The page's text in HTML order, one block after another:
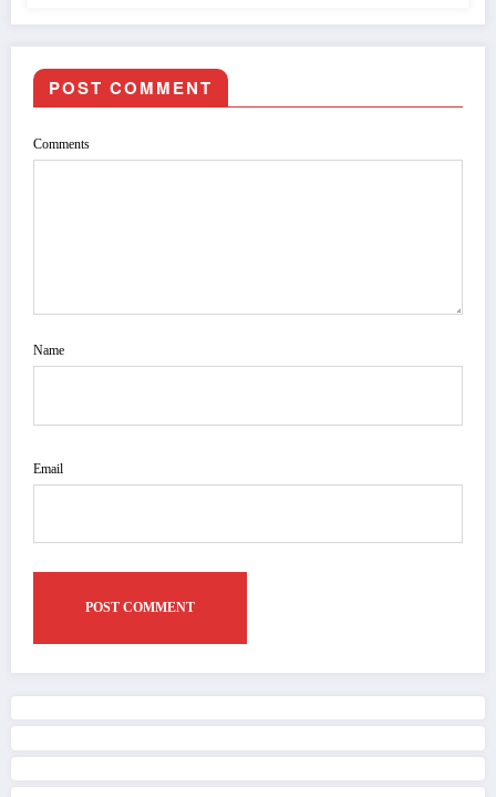
POST COMMENT
Comments
Name
Email